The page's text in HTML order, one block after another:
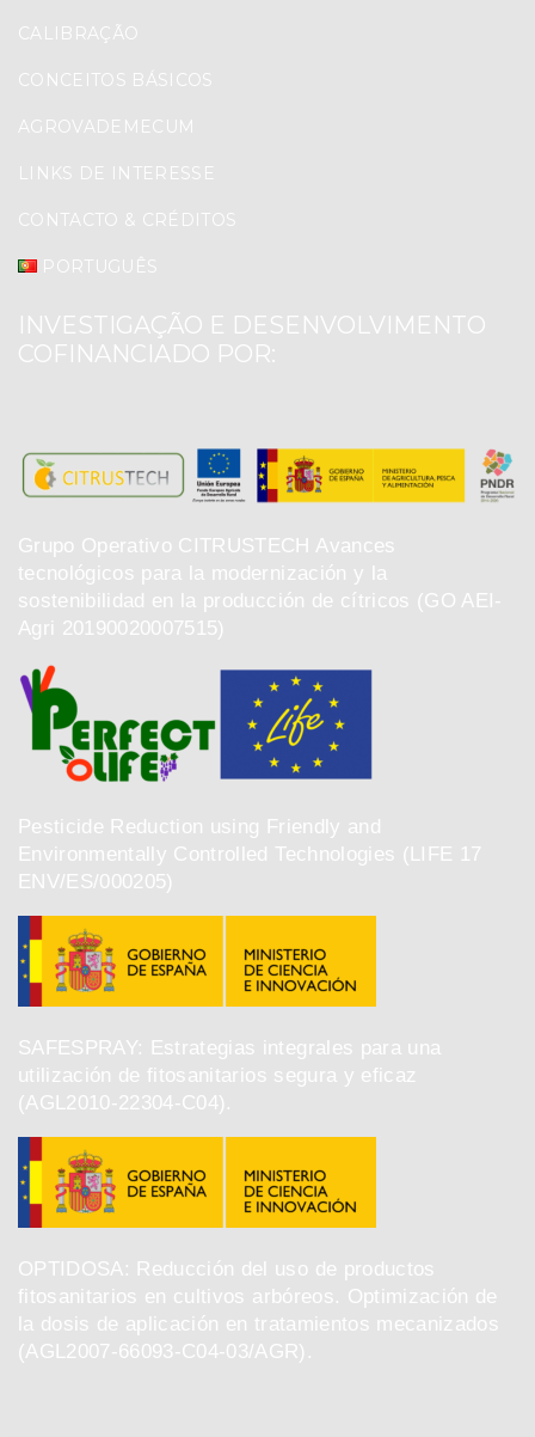
CALIBRAÇÃO
CONCEITOS BÁSICOS
AGROVADEMECUM
LINKS DE INTERESSE
CONTACTO & CRÉDITOS
PORTUGUÊS
INVESTIGAÇÃO E DESENVOLVIMENTO
COFINANCIADO POR:
Grupo Operativo CITRUSTECH Avances
tecnológicos para la modernización y la
sostenibilidad en la producción de cítricos (GO AEI-
Agri 20190020007515)
Pesticide Reduction using Friendly and
Environmentally Controlled Technologies (LIFE 17
ENV/ES/000205)
SAFESPRAY: Estrategias integrales para una
utilización de fitosanitarios segura y eficaz
(AGL2010-22304-C04).
OPTIDOSA: Reducción del uso de productos
fitosanitarios en cultivos arbóreos. Optimización de
la dosis de aplicación en tratamientos mecanizados
(AGL2007-66093-C04-03/AGR).